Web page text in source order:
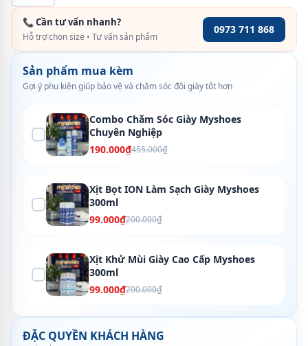
📞 Cần tư vấn nhanh?
Hỗ trợ chọn size • Tư vấn sản phẩm
0973 711 868
Sản phẩm mua kèm
Gợi ý phụ kiện giúp bảo vệ và chăm sóc đôi giày tốt hơn
Combo Chăm Sóc Giày Myshoes
Chuyên Nghiệp
190.000₫455.000₫
Xịt Bọt ION Làm Sạch Giày Myshoes
300ml
99.000₫200.000₫
Xịt Khử Mùi Giày Cao Cấp Myshoes
300ml
99.000₫200.000₫
ĐẶC QUYỀN KHÁCH HÀNG